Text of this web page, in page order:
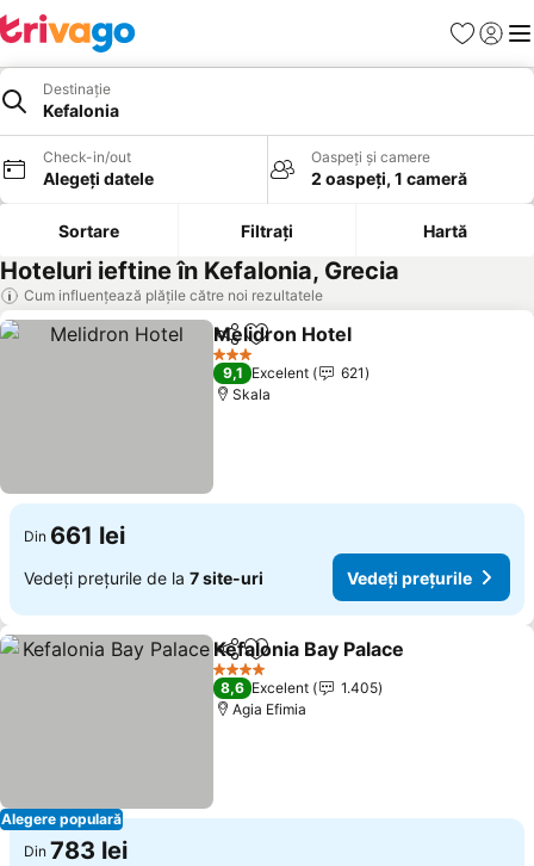
Favorite
Destinație
Kefalonia
Check-in/out
Alegeți datele
Oaspeți și camere
2 oaspeți, 1 cameră
Sortare Filtrați Hartă
Hoteluri ieftine în Kefalonia, Grecia
Cum influențează plățile către noi rezultatele
DistribuițiAdăugaţi la favorite
Melidron Hotel
3 Stele
9,1 Excelent
621
Skala
Din 661 lei
Vedeți prețurile de la 7 site-uri Vedeți prețurile
Alegere populară
DistribuițiAdăugaţi la favorite
Kefalonia Bay Palace
4 Stele
8,6 Excelent
1.405
Agia Efimia
Din 783 lei